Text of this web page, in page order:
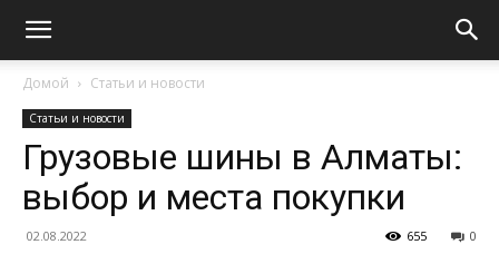
Домой Статьи и новости
Статьи и новости
Грузовые шины в Алматы:
выбор и места покупки
02.08.2022 0
655